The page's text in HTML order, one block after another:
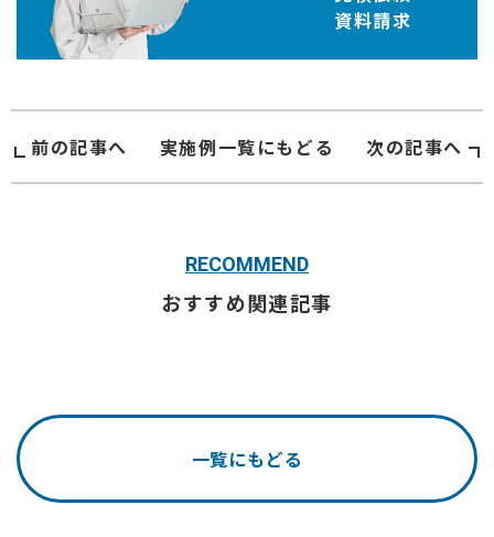
資料請求
前の記事へ 実施例一覧にもどる 次の記事へ
RECOMMEND
おすすめ関連記事
一覧にもどる